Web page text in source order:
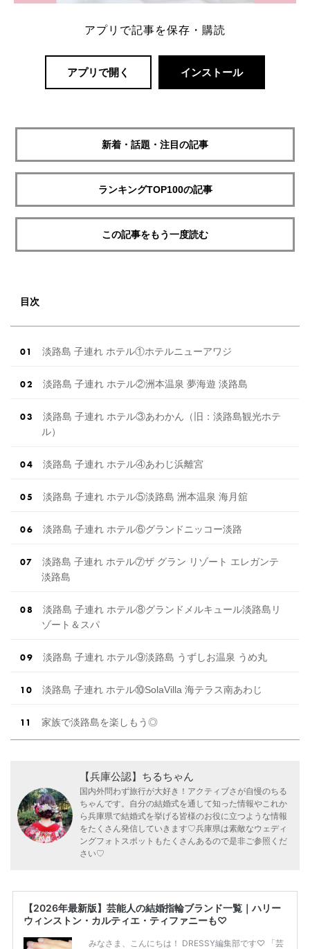
アプリで記事を保存・購読
アプリで開く インストール
新着・話題・注目の記事
ランキングTOP100の記事
この記事をもう一度読む
目次
淡路島 子連れ ホテル①ホテルニューアワジ
淡路島 子連れ ホテル②洲本温泉 夢海遊 淡路島
淡路島 子連れ ホテル③あわかん（旧：淡路島観光ホテ
ル）
淡路島 子連れ ホテル④あわじ浜離宮
淡路島 子連れ ホテル⑤淡路島 洲本温泉 海月舘
淡路島 子連れ ホテル⑥グランドニッコー淡路
淡路島 子連れ ホテル⑦ザ グラン リゾート エレガンテ
淡路島
淡路島 子連れ ホテル⑧グランドメルキュール淡路島リ
ゾート＆スパ
淡路島 子連れ ホテル⑨淡路島 うずしお温泉 うめ丸
淡路島 子連れ ホテル⑩SolaVilla 海テラス南あわじ
家族で淡路島を楽しもう◎
【兵庫公認】ちるちゃん
国内外問わず旅行が大好き！アクティブさが自慢のちる
ちゃんです。自分の結婚式を通して知った情報やこれか
ら兵庫県で結婚式を挙げる皆様のお役に立つような情報
をたくさん発信していきます♡兵庫県は素敵なウェディ
ングフォトスポットもたくさんあるので是非ご参照くだ
さい♡
【2026年最新版】芸能人の結婚指輪ブランド一覧｜ハリー
ウィンストン・カルティエ・ティファニーも♡
みなさま、こんにちは！ DRESSY編集部です♡ 「芸